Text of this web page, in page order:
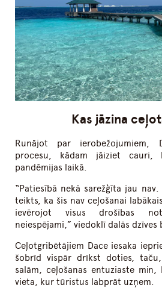
Kas jāzina
Runājot par ierobežojumiem,
procesu, kādam jāiziet
pandēmijas laikā.
“Patiesībā nekā sarežģīta jau
teikts, ka šis nav ceļošanai
ievērojot visus drošības
neiespējami,” viedoklī dalās dzīves
Ceļotgribētājiem Dace iesaka
šobrīd vispār drīkst doties,
salām, ceļošanas entuziaste
vieta, kur tūristus labprāt uzņem.